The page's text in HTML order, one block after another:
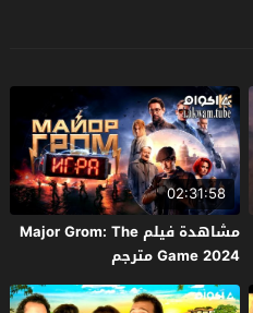
02:31:58
مشاهدة فيلم Major Grom: The
Game 2024 مترجم